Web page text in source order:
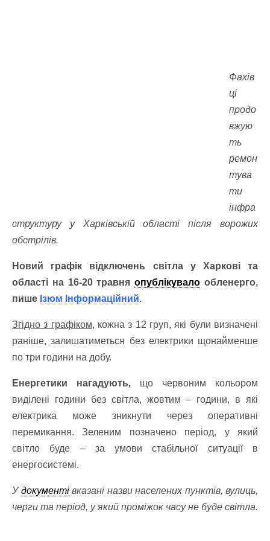
Фахів
ці
продо
вжую
ть
ремон
тува
ти
інфра
структуру у Харківській області після ворожих
обстрілів.
Новий графік відключень світла у Харкові та
області на 16-20 травняопублікувало обленерго,
пише Ізюм Інформаційний.
Згідно з графіком, кожна з 12 груп, які були визначені
раніше, залишатиметься без електрики щонайменше
по три години на добу.
Енергетики нагадують, що червоним кольором
виділені години без світла, жовтим – години, в які
електрика може зникнути через оперативні
перемикання. Зеленим позначено період, у який
світло буде – за умови стабільної ситуації в
енергосистемі.
Удокументівказані назви населених пунктів, вулиць,
черги та період, у який проміжок часу не буде світла.